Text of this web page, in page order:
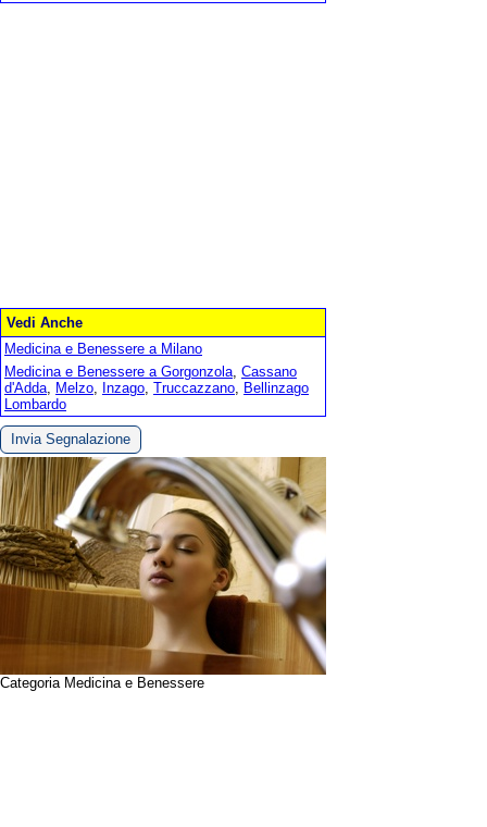
Vedi Anche
Medicina e Benessere a Milano
Medicina e Benessere a Gorgonzola, Cassano
d'Adda, Melzo, Inzago, Truccazzano, Bellinzago
Lombardo
Invia Segnalazione
Categoria Medicina e Benessere